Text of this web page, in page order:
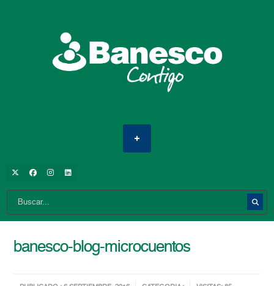
banesco-blog-microcuentos